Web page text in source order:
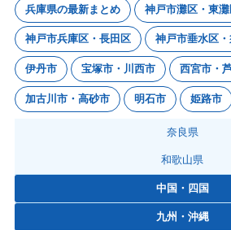
兵庫県の最新まとめ 神戸市灘区・東
神戸市兵庫区・長田区 神戸市垂水区
伊丹市 宝塚市・川西市 西宮市・
加古川市・高砂市 明石市 姫路市
奈良県
和歌山県
中国・四国
九州・沖縄